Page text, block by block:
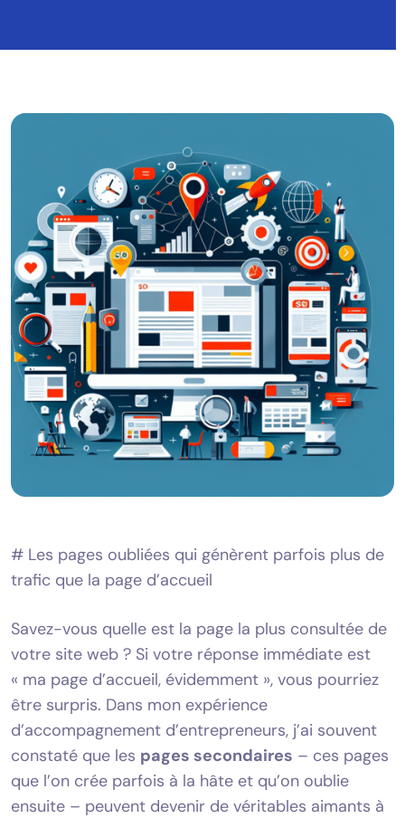
# Les pages oubliées qui génèrent parfois plus de
trafic que la page d’accueil
Savez-vous quelle est la page la plus consultée de
votre site web ? Si votre réponse immédiate est
« ma page d’accueil, évidemment », vous pourriez
être surpris. Dans mon expérience
d’accompagnement d’entrepreneurs, j’ai souvent
constaté que les pages secondaires – ces pages
que l’on crée parfois à la hâte et qu’on oublie
ensuite – peuvent devenir de véritables aimants à